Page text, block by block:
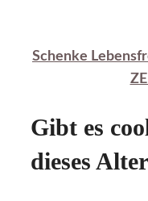
Schenke
Gibt es
dieses